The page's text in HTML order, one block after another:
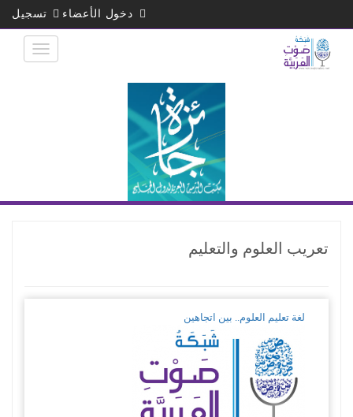
الرئيسي
دخول الأعضاء تسجيل
تعريب العلوم والتعليم
لغة تعليم العلوم.. بين اتجاهين